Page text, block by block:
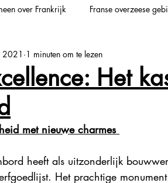
over Frankrijk Franse overzeese
Aquitaine Auvergne-Rhône-Alpes
en omgeving
Het
2021 1 minuten om te lezen
met nieuwe charmes
heeft als uitzonderlijk
Het prachtige